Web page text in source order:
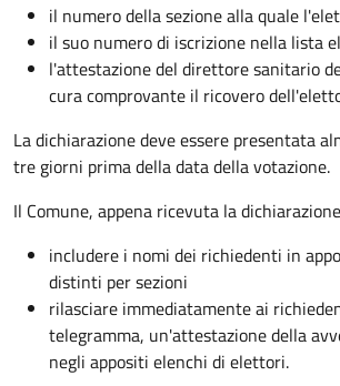
il numero della sezione alla quale
il suo numero di iscrizione nella lista
l'attestazione del direttore sanitario
cura comprovante il ricovero
La dichiarazione deve essere presentata
tre giorni prima della data della votazione.
Il Comune, appena ricevuta la
includere i nomi dei richiedenti in
distinti per sezioni
rilasciare immediatamente ai
telegramma, un'attestazione della
negli appositi elenchi di elettori.